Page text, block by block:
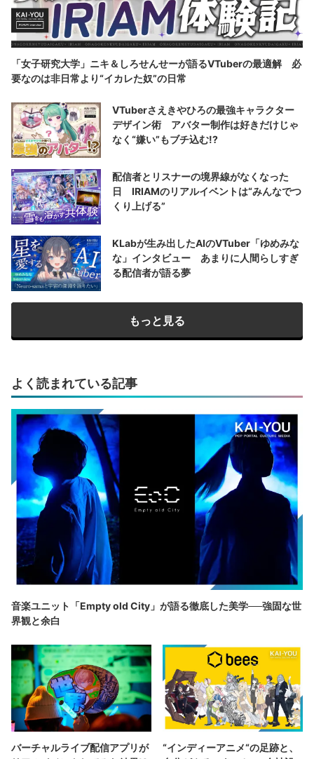
「女子研究大学」ニキ＆しろせんせーが語るVTuberの最適解 必
要なのは非日常より“イカレた奴”の日常
VTuberさえきやひろの最強キャラクター
デザイン術 アバター制作は好きだけじゃ
なく“嫌い”もブチ込む!?
配信者とリスナーの境界線がなくなった
日 IRIAMのリアルイベントは“みんなでつ
くり上げる”
KLabが生み出したAIのVTuber「ゆめみな
な」インタビュー あまりに人間らしすぎ
る配信者が語る夢
もっと見る
よく読まれている記事
音楽ユニット「Empty old City」が語る徹底した美学──強固な世
界観と余白
バーチャルライブ配信アプリが
“インディーアニメ“の足跡と、